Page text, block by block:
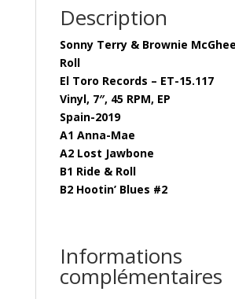
Description
Sonny Terry & Brownie
Roll
El Toro Records – ET-15.117
Vinyl, 7″, 45 RPM, EP
Spain-2019
A1 Anna-Mae
A2 Lost Jawbone
B1 Ride & Roll
B2 Hootin’ Blues #2
Informations
complémentaires